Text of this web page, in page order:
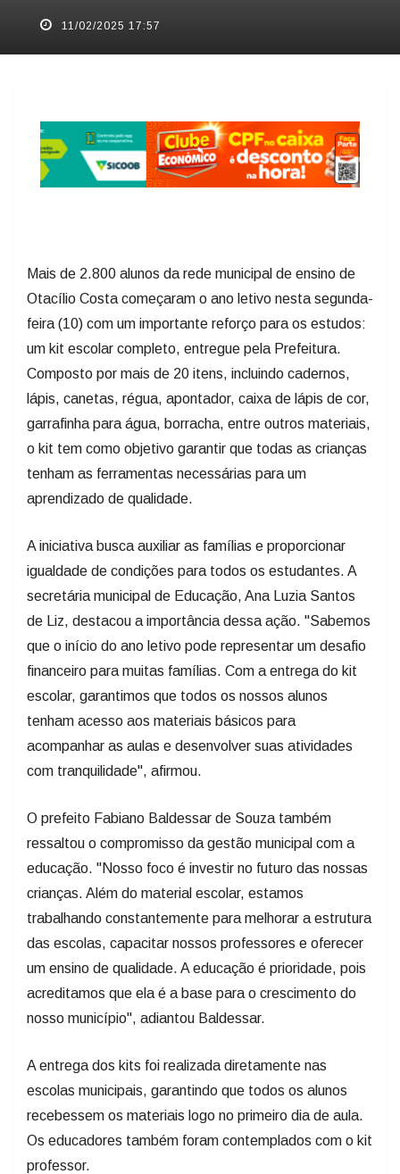
11/02/2025 17:57
Mais de 2.800 alunos da rede municipal de ensino de
Otacílio Costa começaram o ano letivo nesta segunda-
feira (10) com um importante reforço para os estudos:
um kit escolar completo, entregue pela Prefeitura.
Composto por mais de 20 itens, incluindo cadernos,
lápis, canetas, régua, apontador, caixa de lápis de cor,
garrafinha para água, borracha, entre outros materiais,
o kit tem como objetivo garantir que todas as crianças
tenham as ferramentas necessárias para um
aprendizado de qualidade.
A iniciativa busca auxiliar as famílias e proporcionar
igualdade de condições para todos os estudantes. A
secretária municipal de Educação, Ana Luzia Santos
de Liz, destacou a importância dessa ação. "Sabemos
que o início do ano letivo pode representar um desafio
financeiro para muitas famílias. Com a entrega do kit
escolar, garantimos que todos os nossos alunos
tenham acesso aos materiais básicos para
acompanhar as aulas e desenvolver suas atividades
com tranquilidade", afirmou.
O prefeito Fabiano Baldessar de Souza também
ressaltou o compromisso da gestão municipal com a
educação. "Nosso foco é investir no futuro das nossas
crianças. Além do material escolar, estamos
trabalhando constantemente para melhorar a estrutura
das escolas, capacitar nossos professores e oferecer
um ensino de qualidade. A educação é prioridade, pois
acreditamos que ela é a base para o crescimento do
nosso município", adiantou Baldessar.
A entrega dos kits foi realizada diretamente nas
escolas municipais, garantindo que todos os alunos
recebessem os materiais logo no primeiro dia de aula.
Os educadores também foram contemplados com o kit
professor.